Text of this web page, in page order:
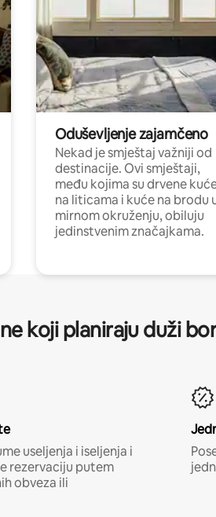
Oduševljenje zajamčeno
Nekad je smještaj važniji od
destinacije. Ovi smještaji,
među kojima su drvene
na liticama i kuće na brodu
mirnom okruženju, obiluju
jedinstvenim značajkama.
koji planiraju duži
useljenja i iseljenja i
rezervaciju putem
obveza ili